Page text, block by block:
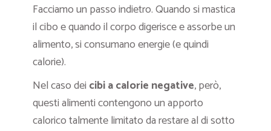
Facciamo un passo indietro. Quando si mastica
il cibo e quando il corpo digerisce e assorbe un
alimento, si consumano energie (e quindi
calorie).
Nel caso dei cibi a calorie negative, però,
questi alimenti contengono un apporto
calorico talmente limitato da restare al di sotto